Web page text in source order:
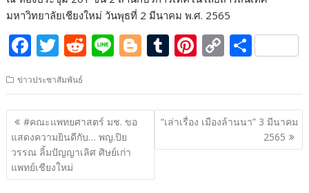
มหาวิทยาลัยเชียงใหม่ วันพุธที่ 2 มีนาคม พ.ศ. 2565
F
e
b
o
o
k
T
itt
er
R
d
di
t
Li
e
Bl
g
g
T
m
bl
r
Pi
er
e
st
C
p
y
Li
n
S
ar
e
ข่าวประชาสัมพันธ์
แนะแนว
เรื่อง
#คณะแพทยศาสตร์ มช. ขอ
แสดงความยินดีกับ… พญ.ปิย
วรรณ ลิ้มปัญญาเลิศ ศิษย์เก่า
แพทย์เชียงใหม่
“เล่าเรื่อง เมืองล้านนา” 3 มีนาคม
2565